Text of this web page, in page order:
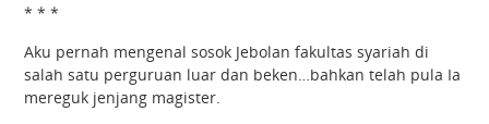
* * *
Aku pernah mengenal sosok Jebolan fakultas syariah di
salah satu perguruan luar dan beken…bahkan telah pula Ia
mereguk jenjang magister.